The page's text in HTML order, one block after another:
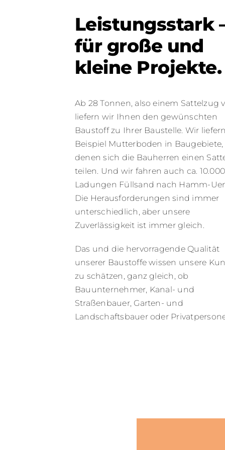
Leistungsstark
für große und
kleine Projekte.
Ab 28 Tonnen, also einem Sattelzug
liefern wir Ihnen den gewünschten
Baustoff zu Ihrer Baustelle. Wir
Beispiel Mutterboden in Baugebiete,
denen sich die Bauherren einen
teilen. Und wir fahren auch ca.
Ladungen Füllsand nach Hamm-
Die Herausforderungen sind immer
unterschiedlich, aber unsere
Zuverlässigkeit ist immer gleich.
Das und die hervorragende Qualität
unserer Baustoffe wissen unsere
zu schätzen, ganz gleich, ob
Bauunternehmer, Kanal- und
Straßenbauer, Garten- und
Landschaftsbauer oder